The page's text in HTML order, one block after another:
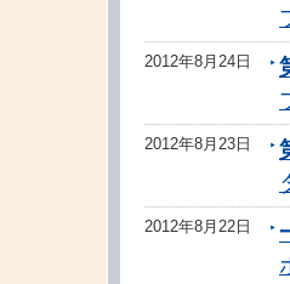
2012年8月24日
2012年8月23日
2012年8月22日